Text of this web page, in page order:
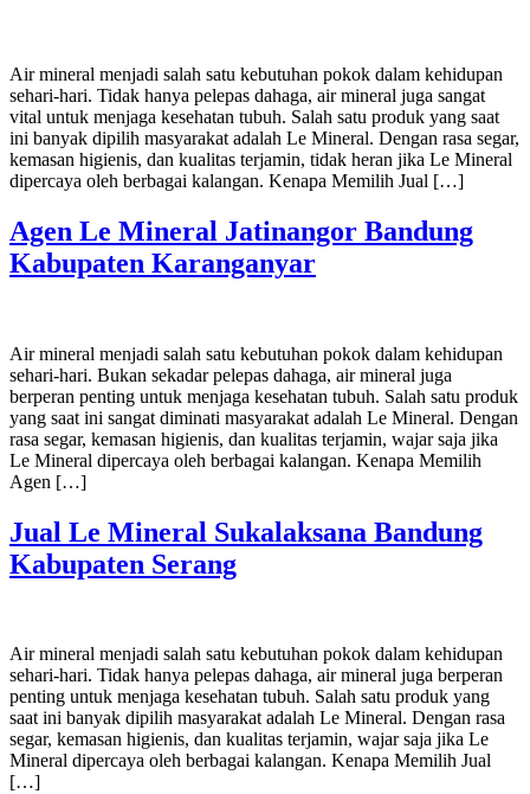
Air mineral menjadi salah satu kebutuhan pokok dalam kehidupan
sehari-hari. Tidak hanya pelepas dahaga, air mineral juga sangat
vital untuk menjaga kesehatan tubuh. Salah satu produk yang saat
ini banyak dipilih masyarakat adalah Le Mineral. Dengan rasa segar,
kemasan higienis, dan kualitas terjamin, tidak heran jika Le Mineral
dipercaya oleh berbagai kalangan. Kenapa Memilih Jual […]
Agen Le Mineral Jatinangor Bandung
Kabupaten Karanganyar
Air mineral menjadi salah satu kebutuhan pokok dalam kehidupan
sehari-hari. Bukan sekadar pelepas dahaga, air mineral juga
berperan penting untuk menjaga kesehatan tubuh. Salah satu produk
yang saat ini sangat diminati masyarakat adalah Le Mineral. Dengan
rasa segar, kemasan higienis, dan kualitas terjamin, wajar saja jika
Le Mineral dipercaya oleh berbagai kalangan. Kenapa Memilih
Agen […]
Jual Le Mineral Sukalaksana Bandung
Kabupaten Serang
Air mineral menjadi salah satu kebutuhan pokok dalam kehidupan
sehari-hari. Tidak hanya pelepas dahaga, air mineral juga berperan
penting untuk menjaga kesehatan tubuh. Salah satu produk yang
saat ini banyak dipilih masyarakat adalah Le Mineral. Dengan rasa
segar, kemasan higienis, dan kualitas terjamin, wajar saja jika Le
Mineral dipercaya oleh berbagai kalangan. Kenapa Memilih Jual
[…]